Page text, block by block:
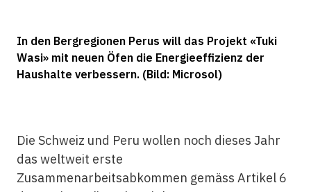
In den Bergregionen Perus will das Projekt «Tuki
Wasi» mit neuen Öfen die Energieeffizienz der
Haushalte verbessern. (Bild: Microsol)
Die Schweiz und Peru wollen noch dieses Jahr
das weltweit erste
Zusammenarbeitsabkommen gemäss Artikel 6